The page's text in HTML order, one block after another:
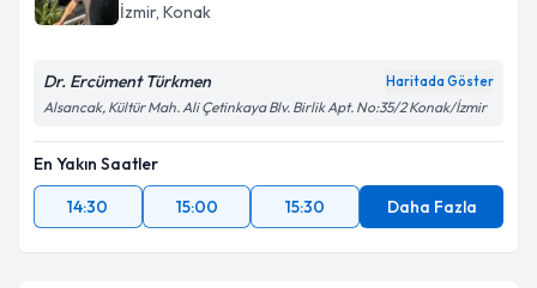
İzmir, Konak
Dr. Ercüment Türkmen Haritada Göster
Alsancak, Kültür Mah. Ali Çetinkaya Blv. Birlik Apt. No:35/2 Konak/İzmir
En Yakın Saatler
14:30
15:00 15:30 Daha Fazla